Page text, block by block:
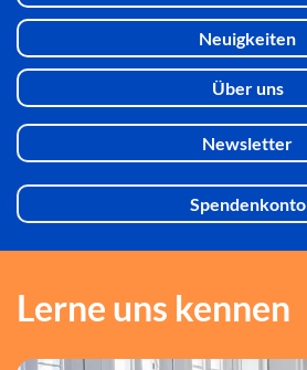
Neuigkeiten
Über uns
Newsletter
Spendenkonto
Lerne uns kennen